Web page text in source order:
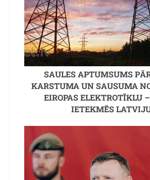
SAULES APTUMSUMS
KARSTUMA UN SAUSUMA
EIROPAS ELEKTROTĪKLU
IETEKMĒS